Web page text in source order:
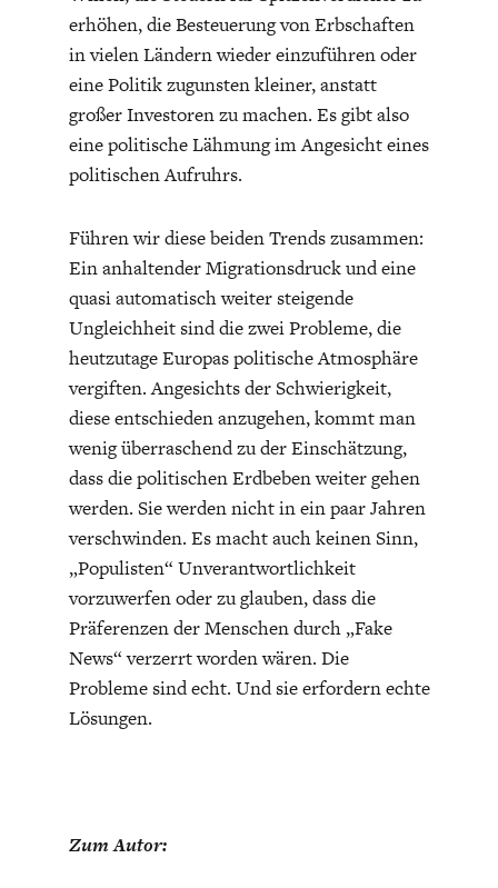
erhöhen, die Besteuerung von Erbschaften
in vielen Ländern wieder einzuführen oder
eine Politik zugunsten kleiner, anstatt
großer Investoren zu machen. Es gibt also
eine politische Lähmung im Angesicht eines
politischen Aufruhrs.
Führen wir diese beiden Trends zusammen:
Ein anhaltender Migrationsdruck und eine
quasi automatisch weiter steigende
Ungleichheit sind die zwei Probleme, die
heutzutage Europas politische Atmosphäre
vergiften. Angesichts der Schwierigkeit,
diese entschieden anzugehen, kommt man
wenig überraschend zu der Einschätzung,
dass die politischen Erdbeben weiter gehen
werden. Sie werden nicht in ein paar Jahren
verschwinden. Es macht auch keinen Sinn,
„Populisten“ Unverantwortlichkeit
vorzuwerfen oder zu glauben, dass die
Präferenzen der Menschen durch „Fake
News“ verzerrt worden wären. Die
Probleme sind echt. Und sie erfordern echte
Lösungen.
Zum Autor: